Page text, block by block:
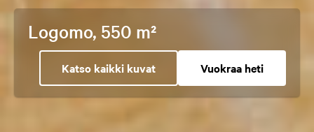
Logomo, 550 m²
Katso kaikki kuvat Vuokraa heti